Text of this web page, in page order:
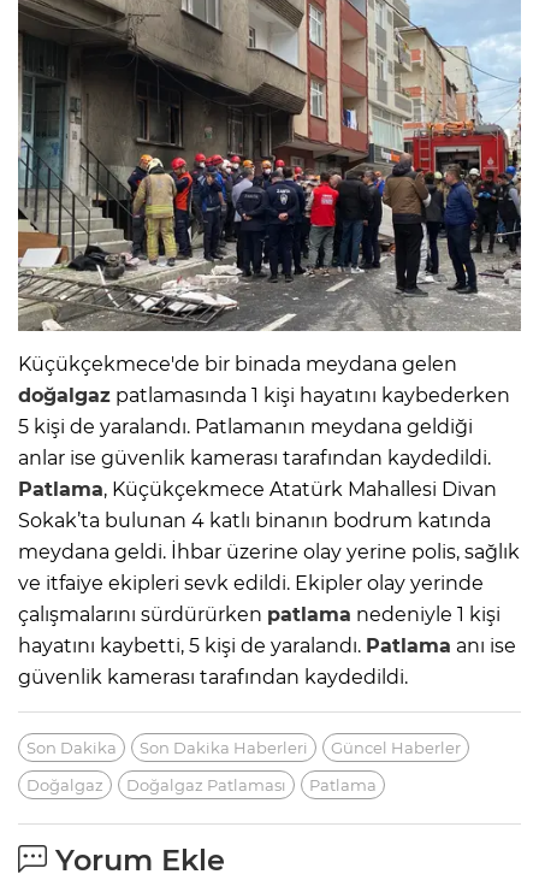
Küçükçekmece'de bir binada meydana gelen
doğalgaz patlamasında 1 kişi hayatını kaybederken
5 kişi de yaralandı. Patlamanın meydana geldiği
anlar ise güvenlik kamerası tarafından kaydedildi.
Patlama, Küçükçekmece Atatürk Mahallesi Divan
Sokak’ta bulunan 4 katlı binanın bodrum katında
meydana geldi. İhbar üzerine olay yerine polis, sağlık
ve itfaiye ekipleri sevk edildi. Ekipler olay yerinde
çalışmalarını sürdürürken patlama nedeniyle 1 kişi
hayatını kaybetti, 5 kişi de yaralandı. Patlama anı ise
güvenlik kamerası tarafından kaydedildi.
Son Dakika Son Dakika Haberleri
Güncel Haberler
Doğalgaz
Doğalgaz Patlaması Patlama
Yorum Ekle